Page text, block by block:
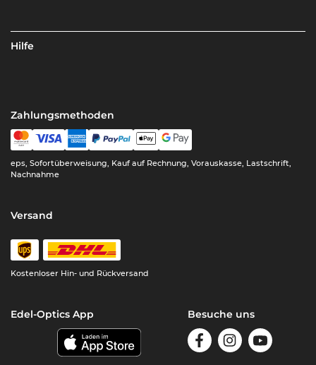
Hilfe
Zahlungsmethoden
eps, Sofortüberweisung, Kauf auf Rechnung, Vorauskasse, Lastschrift,
Nachnahme
Versand
Kostenloser Hin- und Rückversand
Edel-Optics App Besuche uns